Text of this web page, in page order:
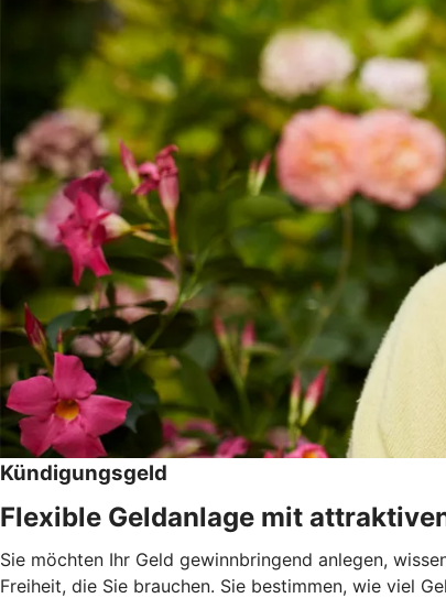
Kündigungsgeld
Flexible Geldanlage mit
Sie möchten Ihr Geld gewinnbringend anlegen,
Freiheit, die Sie brauchen. Sie bestimmen, wie viel